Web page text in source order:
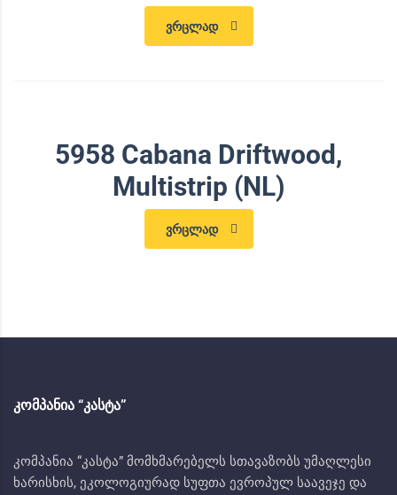
ვრცლად
5958 Cabana Driftwood,
Multistrip (NL)
ვრცლად
ᲙᲝᲛᲞᲐᲜᲘᲐ “ᲙᲐᲡᲢᲐ”
კომპანია “კასტა” მომხმარებელს სთავაზობს უმაღლესი
ხარისხის, ეკოლოგიურად სუფთა ევროპულ საავეჯე და